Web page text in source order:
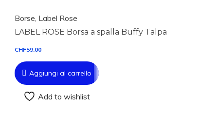
Borse Label Rose
LABEL ROSE Borsa a spalla Buffy Talpa
CHF59.00
Aggiungi al carrello
Add to wishlist